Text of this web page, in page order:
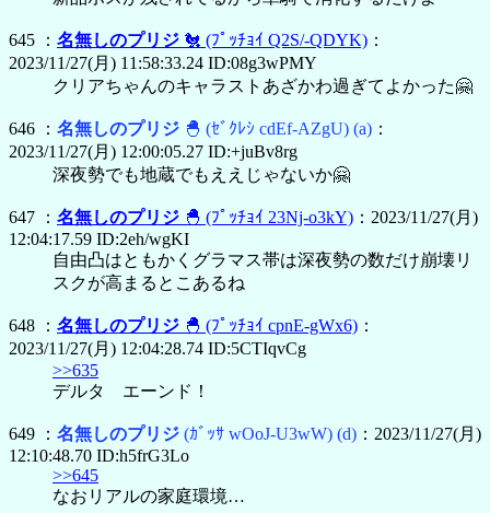
645 ： 名無しのプリジ 🐔 (ﾌﾟｯﾁｮｲ Q2S/-QDYK) ：
2023/11/27(月) 11:58:33.24 ID:08g3wPMY
クリアちゃんのキャラストあざかわ過ぎてよかった🤗
646 ： 名無しのプリジ 🐣 (ｾﾞｸﾚｼ cdEf-AZgU) (a) ：
2023/11/27(月) 12:00:05.27 ID:+juBv8rg
深夜勢でも地蔵でもええじゃないか🤗
647 ： 名無しのプリジ 🐣 (ﾌﾟｯﾁｮｲ 23Nj-o3kY) ：2023/11/27(月)
12:04:17.59 ID:2eh/wgKI
自由凸はともかくグラマス帯は深夜勢の数だけ崩壊リ
スクが高まるとこあるね
648 ： 名無しのプリジ 🐣 (ﾌﾟｯﾁｮｲ cpnE-gWx6) ：
2023/11/27(月) 12:04:28.74 ID:5CTIqvCg
>>635
デルタ エーンド！
649 ： 名無しのプリジ (ｶﾞｯｻ wOoJ-U3wW) (d) ：2023/11/27(月)
12:10:48.70 ID:h5frG3Lo
>>645
なおリアルの家庭環境…